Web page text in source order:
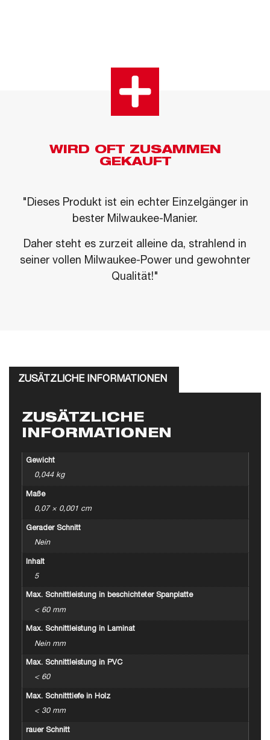
WIRD OFT ZUSAMMEN
GEKAUFT
"Dieses Produkt ist ein echter Einzelgänger in
bester Milwaukee-Manier.
Daher steht es zurzeit alleine da, strahlend in
seiner vollen Milwaukee-Power und gewohnter
Qualität!"
ZUSÄTZLICHE INFORMATIONEN
ZUSÄTZLICHE
INFORMATIONEN
Gewicht
0,044 kg
Maße
0,07 × 0,001 cm
Gerader Schnitt
Nein
Inhalt
5
Max. Schnittleistung in beschichteter Spanplatte
< 60 mm
Max. Schnittleistung in Laminat
Nein mm
Max. Schnittleistung in PVC
< 60
Max. Schnitttiefe in Holz
< 30 mm
rauer Schnitt